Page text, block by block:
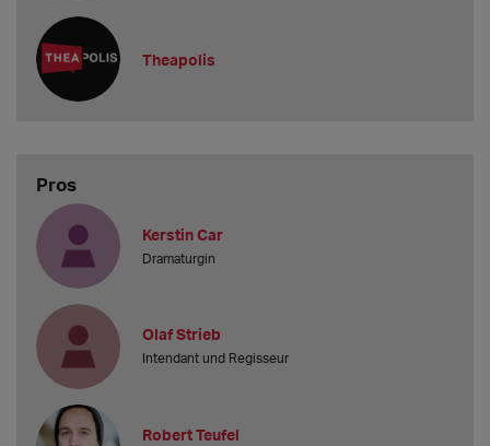
Theapolis
Pros
Kerstin Car
Dramaturgin
Olaf Strieb
Intendant und Regisseur
Robert Teufel